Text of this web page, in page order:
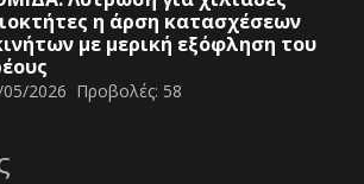
η άρση κατασχέσεων
με μερική εξόφληση του
2026 Προβολές: 58